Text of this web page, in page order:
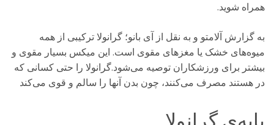
همراه شوید.
به گزارش آلامتو و به نقل از آی بانو؛ گرانولا ترکیبی از همه
میوه‌های خشک یا مغزهای مقوی است. این میکس بسیار مقوی و
بیشتر برای ورزشکاران توصیه می‌شود.گرانولا را حتی کسانی که
در هستند مصرف می‌کنند، چون بدن آنها را سالم و قوی می‌کند